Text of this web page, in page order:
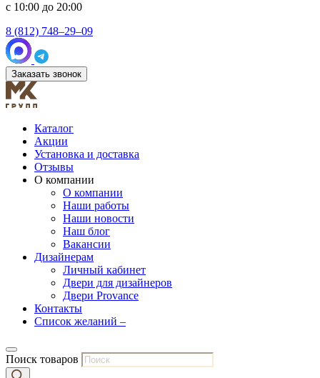
с 10:00 до 20:00
8 (812) 748–29–09
Заказать звонок
Каталог
Акции
Установка и доставка
Отзывы
О компании
О компании
Наши работы
Наши новости
Наш блог
Вакансии
Дизайнерам
Личный кабинет
Двери для дизайнеров
Двери Provance
Контакты
Список желаний –
Поиск товаров